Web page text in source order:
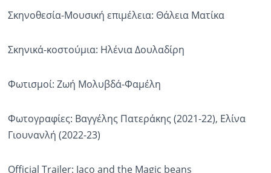
Σκηνοθεσία-Μουσική επιμέλεια: Θάλεια Ματίκα
Σκηνικά-κοστούμια: Ηλένια Δουλαδίρη
Φωτισμοί: Ζωή Μολυβδά-Φαμέλη
Φωτογραφίες: Βαγγέλης Πατεράκης (2021-22), Ελίνα
Γιουνανλή (2022-23)
Official Trailer: Jaco and the Magic beans